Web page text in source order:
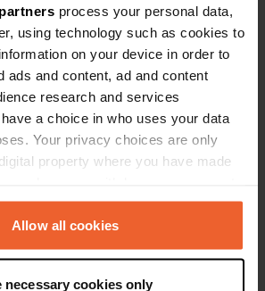
process your personal data,
using technology such as cookies to
on your device in order to
ads and content, ad and content
research and services
a choice in who uses your data
Your privacy choices are only
property where you have made
Declaration or by clicking on
icon.
Allow all cookies
necessary cookies only
Copie
PRO+
carte
Copie
Copie